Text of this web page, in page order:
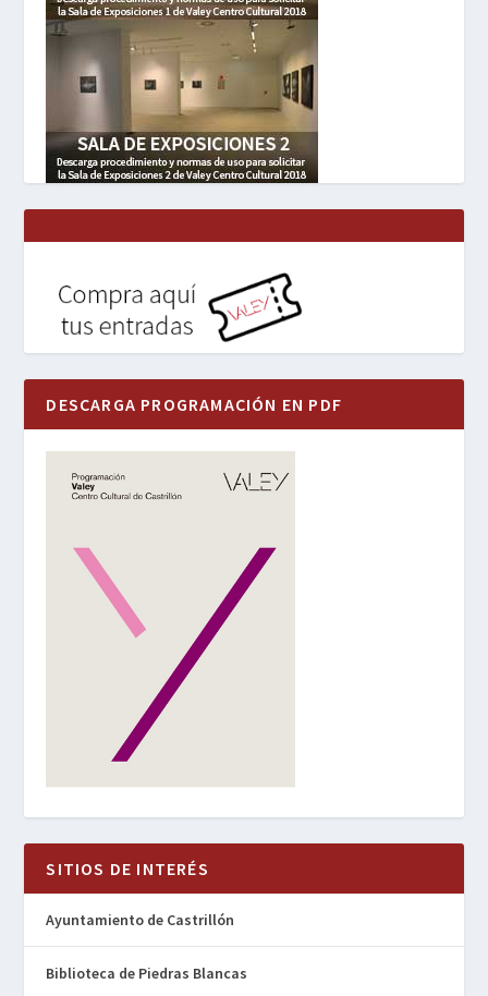
DESCARGA PROGRAMACIÓN EN PDF
SITIOS DE INTERÉS
Ayuntamiento de Castrillón
Biblioteca de Piedras Blancas